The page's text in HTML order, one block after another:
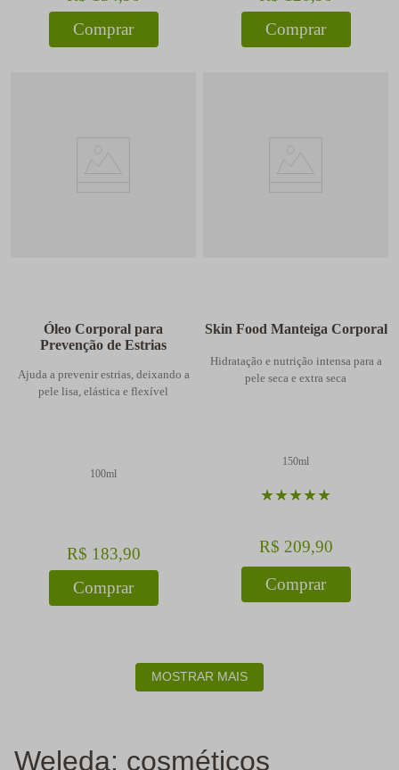
Comprar
Comprar
Óleo Corporal para
Prevenção de Estrias
Ajuda a prevenir estrias, deixando a
pele lisa, elástica e flexível
100ml
R$ 183,90
Comprar
Skin Food Manteiga Corporal
Hidratação e nutrição intensa para a
pele seca e extra seca
150ml
★★★★★
R$ 209,90
Comprar
MOSTRAR MAIS
Weleda: cosméticos